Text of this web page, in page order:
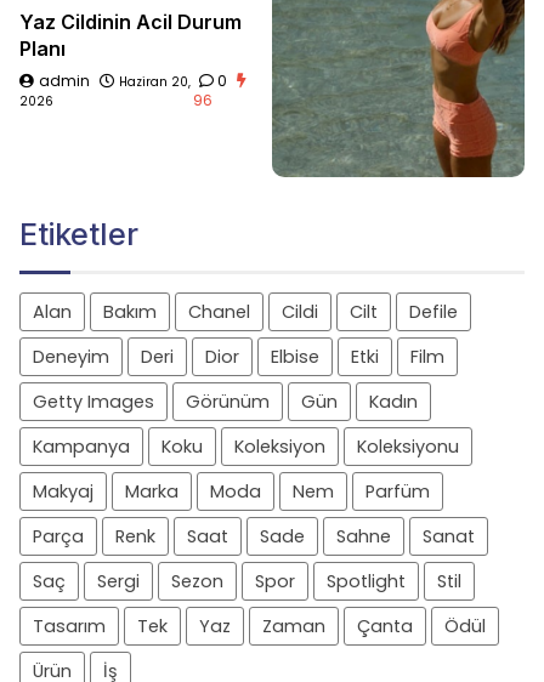
Yaz Cildinin Acil Durum
Planı
admin
Haziran 20,
2026
0
96
Etiketler
Alan Bakım Chanel Cildi Cilt
Defile
Deneyim
Deri Dior Elbise Etki
Film
Getty Images
Görünüm Gün
Kadın
Kampanya
Koku Koleksiyon
Koleksiyonu
Makyaj
Marka Moda Nem
Parfüm
Parça
Renk Saat Sade Sahne
Sanat
Saç
Sergi Sezon Spor Spotlight
Stil
Tasarım
Tek Yaz Zaman Çanta
Ödül
Ürün
İş